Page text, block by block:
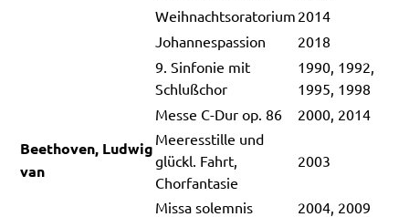
Weihnachtsoratorium 2014
Johannespassion
2018
Beethoven, Ludwig
van
9. Sinfonie mit
Schlußchor
1990, 1992,
1995, 1998
Messe C-Dur op. 86
2000, 2014
Meeresstille und
glückl. Fahrt,
Chorfantasie
2003
Missa solemnis
2004, 2009